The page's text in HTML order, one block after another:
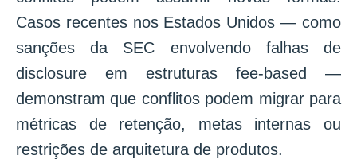
Casos recentes nos Estados Unidos — como
sanções da SEC envolvendo falhas de
disclosure em estruturas fee-based —
demonstram que conflitos podem migrar para
métricas de retenção, metas internas ou
restrições de arquitetura de produtos.